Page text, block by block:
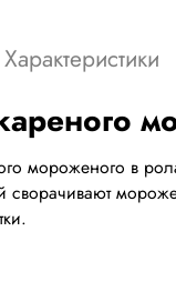
Характеристики
мороженого в
сворачивают